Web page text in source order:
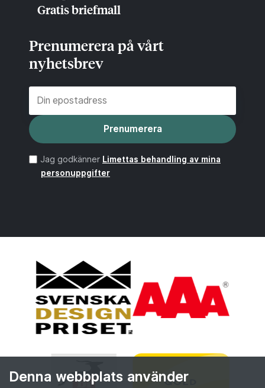
Denna webbplats använder
Gratis briefmall
Prenumerera på vårt
nyhetsbrev
Prenumerera
Jag godkänner Limettas behandling av mina
personuppgifter